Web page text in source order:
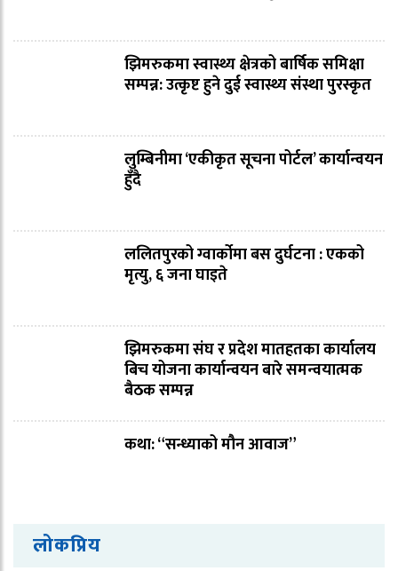
झिमरुकमा स्वास्थ्य क्षेत्रको बार्षिक समिक्षा
सम्पन्न: उत्कृष्ट हुने दुई स्वास्थ्य संस्था पुरस्कृत
लुम्बिनीमा ‘एकीकृत सूचना पोर्टल’ कार्यान्वयन
हुँदै
ललितपुरको ग्वार्कोमा बस दुर्घटना : एकको
मृत्यु, ६ जना घाइते
झिमरुकमा संघ र प्रदेश मातहतका कार्यालय
बिच योजना कार्यान्वयन बारे समन्वयात्मक
बैठक सम्पन्न
कथा: “सन्ध्याको मौन आवाज”
लोकप्रिय